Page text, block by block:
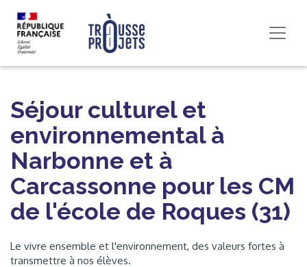
Séjour culturel et
environnemental à
Narbonne et à
Carcassonne pour les CM
de l'école de Roques (31)
Le vivre ensemble et l'environnement, des valeurs fortes à
transmettre à nos élèves.